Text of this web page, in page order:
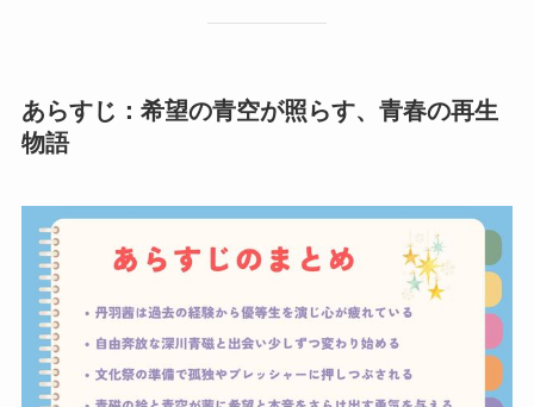
あらすじ：希望の青空が照らす、青春の再生
物語